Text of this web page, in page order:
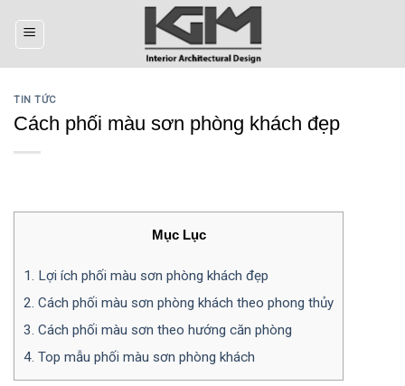
TIN TỨC
Cách phối màu sơn phòng khách đẹp
Mục Lục
1. Lợi ích phối màu sơn phòng khách đẹp
2. Cách phối màu sơn phòng khách theo phong thủy
3. Cách phối màu sơn theo hướng căn phòng
4. Top mẫu phối màu sơn phòng khách